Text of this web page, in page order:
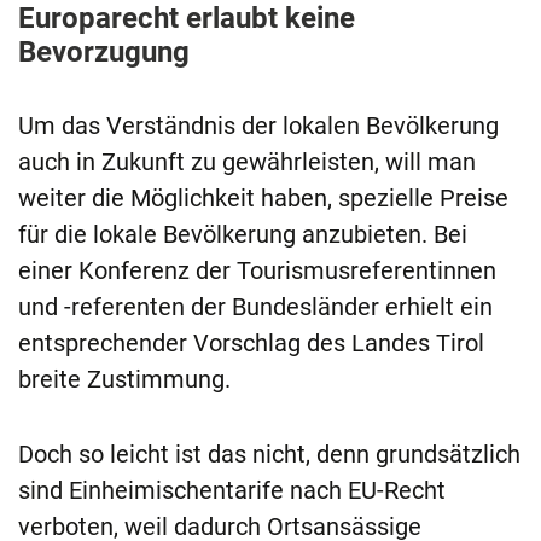
Europarecht erlaubt keine
Bevorzugung
Um das Verständnis der lokalen Bevölkerung
auch in Zukunft zu gewährleisten, will man
weiter die Möglichkeit haben, spezielle Preise
für die lokale Bevölkerung anzubieten. Bei
einer Konferenz der Tourismusreferentinnen
und -referenten der Bundesländer erhielt ein
entsprechender Vorschlag des Landes Tirol
breite Zustimmung.
Doch so leicht ist das nicht, denn grundsätzlich
sind Einheimischentarife nach EU-Recht
verboten, weil dadurch Ortsansässige